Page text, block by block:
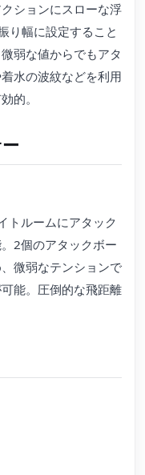
ションにスローな浮
り幅に設定すること
弱な値からでもアタ
水の波紋などを利用
的。
トルームにアタック
2個のアタックボー
微弱なテンションで
能。圧倒的な飛距離